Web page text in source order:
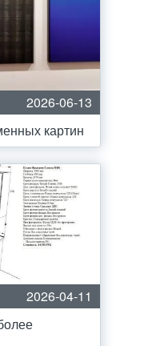
2026-06-13
картин
2026-04-11